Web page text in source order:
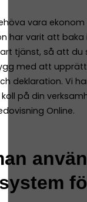
vara
har varit att baka
tjänst, så att
med att
deklaration. Vi
på din
Online.